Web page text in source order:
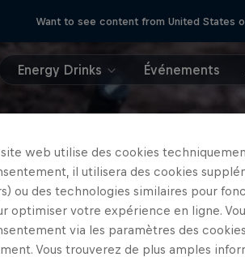
Want to see content from United States
Energy Drinks Événements
web utilise des cookies
il utilisera des cookies
ou des technologies similaires pour
optimiser votre expérience en ligne.
via les paramètres des
Vous trouverez de plus amples